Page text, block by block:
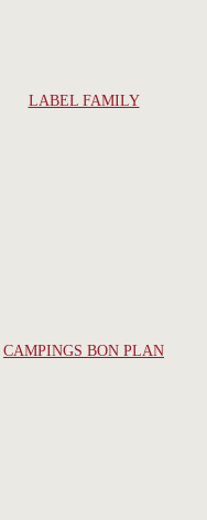
LABEL FAMILY
CAMPINGS BON PLAN